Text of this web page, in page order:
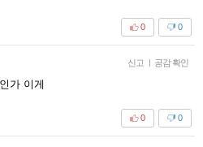
0
0
신고 | 공감 확인
가 이게
0
0